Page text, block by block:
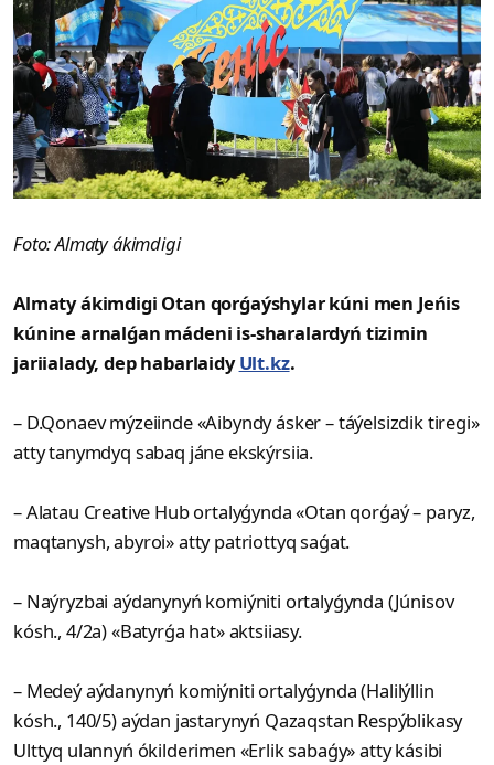
Foto: Almaty ákimdigi
Almaty ákimdigi Otan qorǵaýshylar kúni men Jeńis
kúnine arnalǵan mádeni is-sharalardyń tizimin
jariialady, dep habarlaidyUlt.kz.
– D.Qonaev mýzeiinde «Aibyndy ásker – táýelsizdik tiregi»
atty tanymdyq sabaq jáne ekskýrsiia.
– Alatau Creative Hub ortalyǵynda «Otan qorǵaý – paryz,
maqtanysh, abyroi» atty patriottyq saǵat.
– Naýryzbai aýdanynyń komiýniti ortalyǵynda (Júnisov
kósh., 4/2a) «Batyrǵa hat» aktsiiasy.
– Medeý aýdanynyń komiýniti ortalyǵynda (Halilýllin
kósh., 140/5) aýdan jastarynyń Qazaqstan Respýblikasy
Ulttyq ulannyń ókilderimen «Erlik sabaǵy» atty kásibi